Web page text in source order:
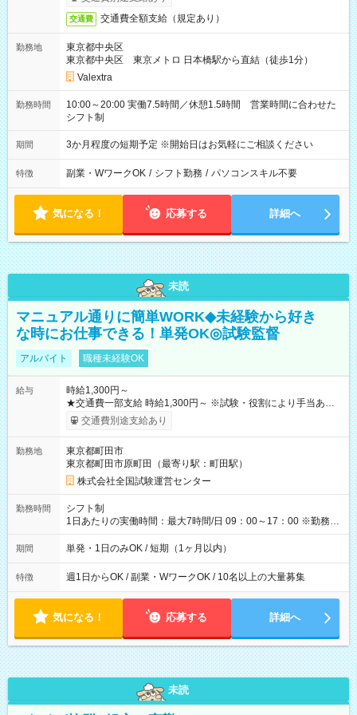
交通費 交通費全額支給（規定あり）
勤務地
東京都中央区
東京都中央区 東京メトロ 日本橋駅から直結（徒歩1分）
Valextra
勤務時間
10:00～20:00 実働7.5時間／休憩1.5時間 営業時間に合わせた
シフト制
期間 3か月程度の短期予定 ※開始日はお気軽にご相談ください
特徴 副業・WワークOK / シフト勤務 / パソコンスキル不要
気になる！ 応募する 詳細へ
未読
マニュアル通りに簡単WORK◆未経験から好き
な時にお仕事できる！単発OK◎試験監督
アルバイト 職種未経験OK
給与
時給1,300円～
★交通費一部支給 時給1,300円～ ※試験・役割により手当あり
※勤務回数により昇給あり 【即給（前払い）オプションあ
り！】 希望される場合、勤務から1週間ほどで給与の一部を受け
例】 ・河合塾模擬試験 8:30～17:30（休憩1時間） 時給1,300円
×8時間＝日収10,400円＋交通費 ※当日の役割により時給＋100
円の場合あり ・国家試験 7:00～13:30（休憩なし） 時給1,300
円（役割手当＋100円）×6時間＝日収8,400円＋交通費 【試用期
間】試用期間なし
交通費別途支給あり
勤務地
東京都町田市
東京都町田市原町田（最寄り駅：町田駅）
株式会社全国試験運営センター
勤務時間
シフト制
1日あたりの実働時間：最大7時間/日 09：00～17：00 ※勤務時
間は 試験により異なります。
期間 単発・1日のみOK / 短期（1ヶ月以内）
特徴 週1日からOK / 副業・WワークOK / 10名以上の大量募集
気になる！ 応募する 詳細へ
未読